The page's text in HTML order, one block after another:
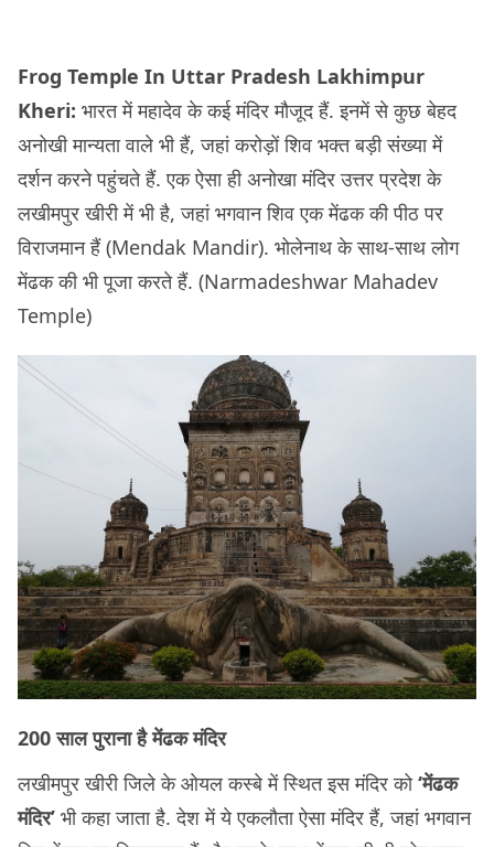
Frog Temple In Uttar Pradesh Lakhimpur
Kheri: भारत में महादेव के कई मंदिर मौजूद हैं. इनमें से कुछ बेहद
अनोखी मान्यता वाले भी हैं, जहां करोड़ों शिव भक्त बड़ी संख्या में
दर्शन करने पहुंचते हैं. एक ऐसा ही अनोखा मंदिर उत्तर प्रदेश के
लखीमपुर खीरी में भी है, जहां भगवान शिव एक मेंढक की पीठ पर
विराजमान हैं (Mendak Mandir). भोलेनाथ के साथ-साथ लोग
मेंढक की भी पूजा करते हैं. (Narmadeshwar Mahadev
Temple)
200 साल पुराना है मेंढक मंदिर
लखीमपुर खीरी जिले के ओयल कस्बे में स्थित इस मंदिर को‘मेंढक
मंदिर’ भी कहा जाता है. देश में ये एकलौता ऐसा मंदिर हैं, जहां भगवान